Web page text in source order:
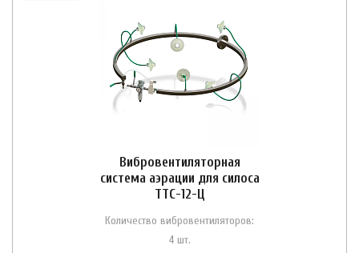
Вибровентиляторная
система аэрации для силоса
ТТС-12-Ц
Количество вибровентиляторов:
4 шт.